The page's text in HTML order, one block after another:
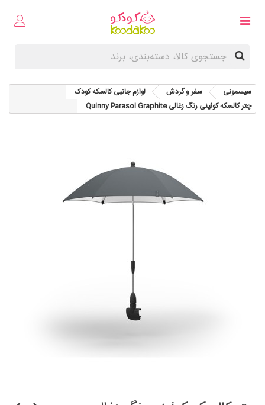
سیسمونی سفر و گردش
لوازم جانبی کالسکه کودک
چتر کالسکه کوئینی رنگ زغالی Quinny Parasol Graphite